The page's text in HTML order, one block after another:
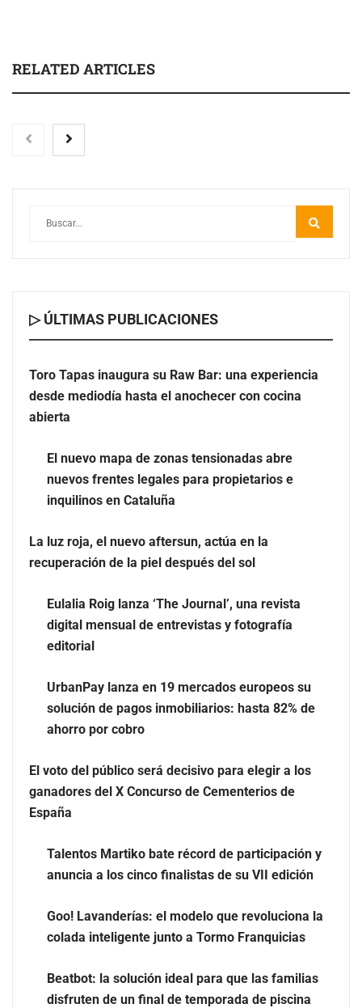
RELATED ARTICLES
Toro Tapas inaugura su Raw Bar: una experiencia
desde mediodía hasta el anochecer con cocina abierta
El nuevo mapa de zonas tensionadas abre nuevos
frentes legales para propietarios e inquilinos en
La luz roja, el nuevo aftersun, actúa en la recuperación
de la piel después del sol
Eulalia Roig lanza ‘The Journal’, una revista digital
mensual de entrevistas y fotografía editorial
▷ ÚLTIMAS PUBLICACIONES
Toro Tapas inaugura su Raw Bar: una experiencia
desde mediodía hasta el anochecer con cocina
abierta
El nuevo mapa de zonas tensionadas abre
nuevos frentes legales para propietarios e
inquilinos en Cataluña
La luz roja, el nuevo aftersun, actúa en la
recuperación de la piel después del sol
Eulalia Roig lanza ‘The Journal’, una revista
digital mensual de entrevistas y fotografía
editorial
UrbanPay lanza en 19 mercados europeos su
solución de pagos inmobiliarios: hasta 82% de
ahorro por cobro
El voto del público será decisivo para elegir a los
ganadores del X Concurso de Cementerios de
España
Talentos Martiko bate récord de participación y
anuncia a los cinco finalistas de su VII edición
Goo! Lavanderías: el modelo que revoluciona la
colada inteligente junto a Tormo Franquicias
Beatbot: la solución ideal para que las familias
disfruten de un final de temporada de piscina